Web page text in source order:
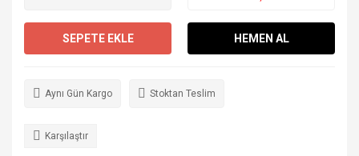
SEPETE EKLE HEMEN AL
Aynı Gün Kargo Stoktan Teslim
Karşılaştır